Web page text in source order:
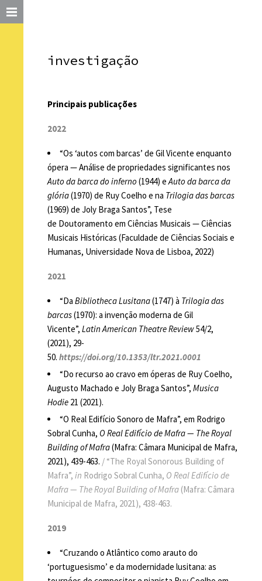
investigação
Principais publicações
2022
“Os ‘autos com barcas’ de Gil Vicente enquanto
ópera — Análise de propriedades significantes nos
Auto da barca do inferno (1944) eAuto da barca da
glória(1970) de Ruy Coelho e na Trilogia das barcas
(1969) de Joly Braga Santos”, Tese
de Doutoramento em Ciências Musicais — Ciências
Musicais Históricas (Faculdade de Ciências Sociais e
Humanas, Universidade Nova de Lisboa, 2022)
2021
“Da Bibliotheca Lusitana(1747) à Trilogia das
barcas(1970): a invenção moderna de Gil
Vicente”, Latin American Theatre Review54/2,
(2021), 29-
50. https://doi.org/10.1353/ltr.2021.0001
“Do recurso ao cravo em óperas de Ruy Coelho,
Augusto Machado e Joly Braga Santos”, Musica
Hodie21 (2021).
“O Real Edifício Sonoro de Mafra”, em Rodrigo
Sobral Cunha, O Real Edifício de Mafra — The Royal
Building of Mafra(Mafra: Câmara Municipal de Mafra,
2021), 439-463. / “The Royal Sonorous Building of
Mafra”, in Rodrigo Sobral Cunha, O Real Edifício de
Mafra — The Royal Building of Mafra(Mafra: Câmara
Municipal de Mafra, 2021), 438-463.
2019
“Cruzando o Atlântico como arauto do
‘portuguesismo’ e da modernidade lusitana: as